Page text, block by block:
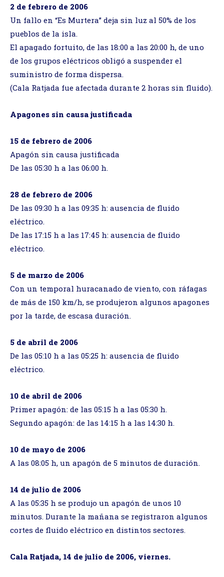
2 de febrero de 2006
Un fallo en “Es Murtera” deja sin luz al 50% de los
pueblos de la isla.
El apagado fortuito, de las 18:00 a las 20:00 h, de uno
de los grupos eléctricos obligó a suspender el
suministro de forma dispersa.
(Cala Ratjada fue afectada durante 2 horas sin fluido).
Apagones sin causa justificada
15 de febrero de 2006
Apagón sin causa justificada
De las 05:30 h a las 06:00 h.
28 de febrero de 2006
De las 09:30 h a las 09:35 h: ausencia de fluido
eléctrico.
De las 17:15 h a las 17:45 h: ausencia de fluido
eléctrico.
5 de marzo de 2006
Con un temporal huracanado de viento, con ráfagas
de más de 150 km/h, se produjeron algunos apagones
por la tarde, de escasa duración.
5 de abril de 2006
De las 05:10 h a las 05:25 h: ausencia de fluido
eléctrico.
10 de abril de 2006
Primer apagón: de las 05:15 h a las 05:30 h.
Segundo apagón: de las 14:15 h a las 14:30 h.
10 de mayo de 2006
A las 08:05 h, un apagón de 5 minutos de duración.
14 de julio de 2006
A las 05:35 h se produjo un apagón de unos 10
minutos. Durante la mañana se registraron algunos
cortes de fluido eléctrico en distintos sectores.
Cala Ratjada, 14 de julio de 2006, viernes.